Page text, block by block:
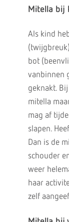
Mitella bij
Als kind
bot
vanbinnen
geknakt.
mitella
mag af
slapen.
Dan is de
schouder
weer
haar
zelf